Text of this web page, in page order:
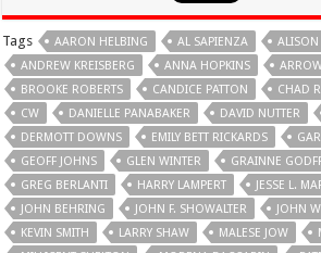
Tags AARON HELBING AL SAPIENZA
ALISON
ANDREW KREISBERG
ANNA HOPKINS
BROOKE ROBERTS
CANDICE PATTON CHAD
CW
DANIELLE PANABAKER DAVID NUTTER
DERMOTT DOWNS
EMILY BETT RICKARDS
GEOFF JOHNS
GLEN WINTER GRAINNE
GREG BERLANTI
HARRY LAMPERT JESSE L.
JOHN BEHRING
JOHN F. SHOWALTER JOHN
KEVIN SMITH
LARRY SHAW MALESE JOW